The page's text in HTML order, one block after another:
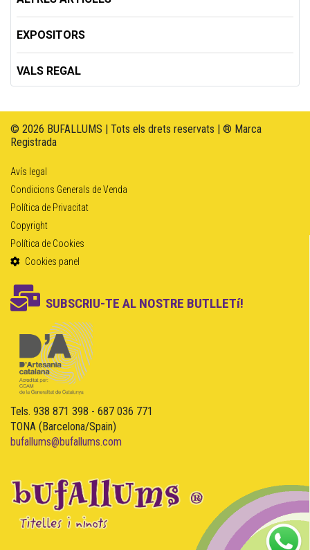
EXPOSITORS
VALS REGAL
© 2026 BUFALLUMS | Tots els drets reservats | ® Marca
Registrada
Avís legal
Condicions Generals de Venda
Política de Privacitat
Copyright
Política de Cookies
Cookies panel
SUBSCRIU-TE AL NOSTRE BUTLLETí!
Tels. 938 871 398 - 687 036 771
TONA (Barcelona/Spain)
bufallums@bufallums.com